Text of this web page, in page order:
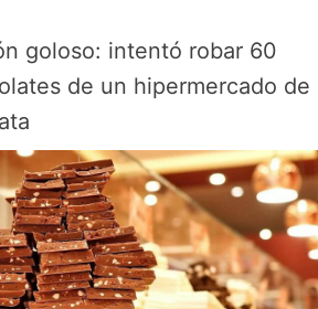
goloso: intentó robar 60
de un hipermercado de